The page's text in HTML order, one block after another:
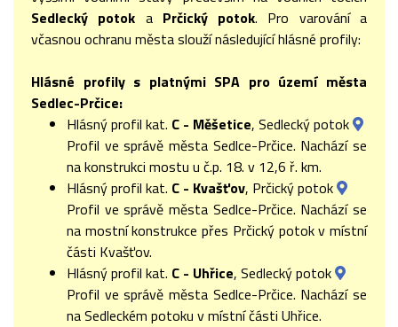
Sedlecký potok a Prčický potok. Pro varování a
včasnou ochranu města slouží následující hlásné profily:
Hlásné profily s platnými SPA pro území města
Sedlec-Prčice:
Hlásný profil kat. C - Měšetice, Sedlecký potok
Profil ve správě města Sedlce-Prčice. Nachází se
na konstrukci mostu u č.p. 18. v 12,6 ř. km.
Hlásný profil kat. C - Kvašťov, Prčický potok
Profil ve správě města Sedlce-Prčice. Nachází se
na mostní konstrukce přes Prčický potok v místní
části Kvašťov.
Hlásný profil kat. C - Uhřice, Sedlecký potok
Profil ve správě města Sedlce-Prčice. Nachází se
na Sedleckém potoku v místní části Uhřice.